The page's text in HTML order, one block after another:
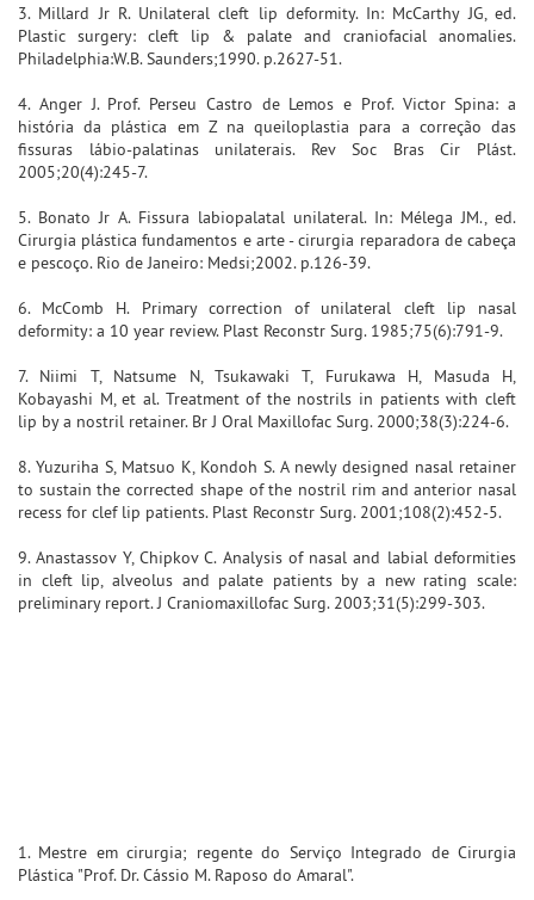
3. Millard Jr R. Unilateral cleft lip deformity. In: McCarthy JG, ed.
Plastic surgery: cleft lip & palate and craniofacial anomalies.
Philadelphia:W.B. Saunders;1990. p.2627-51.
4. Anger J. Prof. Perseu Castro de Lemos e Prof. Victor Spina: a
história da plástica em Z na queiloplastia para a correção das
fissuras lábio-palatinas unilaterais. Rev Soc Bras Cir Plást.
2005;20(4):245-7.
5. Bonato Jr A. Fissura labiopalatal unilateral. In: Mélega JM., ed.
Cirurgia plástica fundamentos e arte - cirurgia reparadora de cabeça
e pescoço. Rio de Janeiro: Medsi;2002. p.126-39.
6. McComb H. Primary correction of unilateral cleft lip nasal
deformity: a 10 year review. Plast Reconstr Surg. 1985;75(6):791-9.
7. Niimi T, Natsume N, Tsukawaki T, Furukawa H, Masuda H,
Kobayashi M, et al. Treatment of the nostrils in patients with cleft
lip by a nostril retainer. Br J Oral Maxillofac Surg. 2000;38(3):224-6.
8. Yuzuriha S, Matsuo K, Kondoh S. A newly designed nasal retainer
to sustain the corrected shape of the nostril rim and anterior nasal
recess for clef lip patients. Plast Reconstr Surg. 2001;108(2):452-5.
9. Anastassov Y, Chipkov C. Analysis of nasal and labial deformities
in cleft lip, alveolus and palate patients by a new rating scale:
preliminary report. J Craniomaxillofac Surg. 2003;31(5):299-303.
1. Mestre em cirurgia; regente do Serviço Integrado de Cirurgia
Plástica "Prof. Dr. Cássio M. Raposo do Amaral".